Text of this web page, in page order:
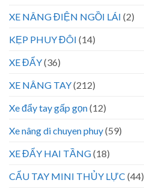
XE NÂNG ĐIỆN NGỒI LÁI (2)
KẸP PHUY ĐÔI (14)
XE ĐẨY(36)
XE NÂNG TAY(212)
Xe đẩy tay gấp gọn(12)
Xe nâng di chuyen phuy(59)
XE ĐẨY HAI TẦNG(18)
CẨU TAY MINI THỦY LỰC (44)